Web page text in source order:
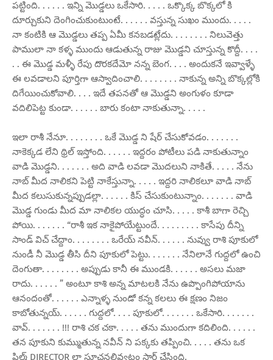
పట్టింది. . . . . . ఇన్ని మొడ్డలు ఒకేసారి. . . . . ఒక్కొక్క బొక్కలో కి
దూర్చుకుని దెంగించుకుంటుంటే. . . . . . వస్తున్న సుఖం ముందు. . . . .
నా కంటికి ఆ మొడ్డలు తప్ప ఏమీ కనబడట్లేదు. . . . . . . . నిలువెత్తు
పాములా నా కళ్ళ ముందు ఆడుతున్న రాజు మొడ్డని చూస్తున్న కొద్దీ. . . .
. . ఈ మొడ్డ మళ్ళీ రేపు దొరకదేమో నన్న బెంగ. . . . అందుకనే ఇవ్వాళ్ళే
ఈ లవడాలని పూర్తిగా ఆస్వాదించాలి. . . . . . . . నాకున్న అన్ని బొక్కల్లోకి
దిగేయించుకోవాలి. . . . ఇదే తపనతో ఆ మొడ్డని అంగుళం కూడా
వదిలిపెట్ట కుండా. . . . . . బారు కంటా నాకుతున్నా. . . . .
ఇలా రాశీ నేనూ. . . . . . . . ఒకే మొడ్డ ని షేర్ చేసుకోవడం. . . . . . .
నాకెక్కడ లేని థ్రిల్ ఇస్తోంది. . . . . . ఇద్దరం పోటీలు పడి నాకుతున్నాం
వాడి మొడ్డని. . . . . . . అది వాడి లవడా మొదలుని నాకితే. . . . . నేను
నాబ్ మీద నాలికని పెట్టి నాకేస్తున్నా. . . . . ఇద్దరి నాలికలూ వాడి నాబ్
మీద కలుసుకున్నప్పుడల్లా. . . . . . కిస్ చేసుకుంటున్నాం. . . . . . . వాడి
మొడ్డ గుండు మీద మా నాలికల యుద్ధం చూసి. . . . . కాశీ బాగా రెచ్చి
పోయి. . . . . . . “రాశీ ఇక నాకైపోయేట్టుందే. . . . . . . . . కాసేపు దీన్ని
సాండ్ విచ్ చేద్దాం. . . . . . . . ఒరేయ్ నవీన్. . . . . . నువ్వు రాశి పూకులో
నుండీ నీ మొడ్డ తీసి దీని పూకులో పెట్టు. . . . . . . నేనిలానే గుద్దలో ఉంచి
దెంగుతా. . . . . . . . అప్పుడు కానీ ఈ ముండకి. . . . . . అసలు మజా
రాదు. . . . . . ” అంటూ కాశి అన్న మాటలకి నేను ఉప్పొంగిపోయాను
ఆనందంతో. . . . . . ఎన్నాళ్ళ నుండో కన్న కలలు ఈ క్షణం నిజం
కాబోతున్నయ్. . . . . . గుద్దలో. . . . పూకులో. . . . . . . ఒకేసారి. . . . . . .
వావ్. . . . . . . !!! రాశి చక చకా. . . . . తను ముందుగా కదిలింది. . . . . .
తన పూకుని కుమ్ముతున్న నవీన్ ని పక్కకు తప్పించి. . . . . తను ఒక
ఫిల్మ్ DIRECTOR లా సూచనలివ్వటం స్టార్ట్ చేసింది.